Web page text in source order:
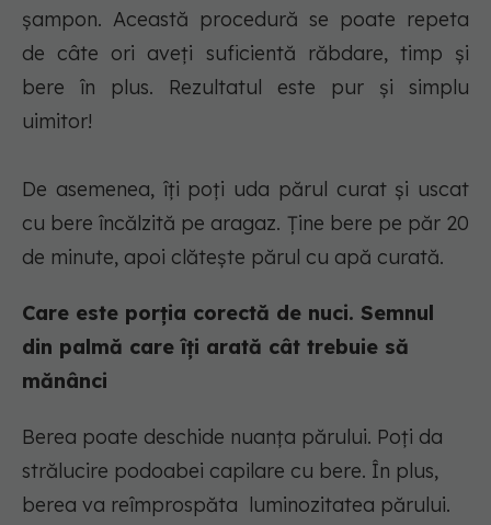
șampon. Această procedură se poate repeta
de câte ori aveți suficientă răbdare, timp și
bere în plus. Rezultatul este pur și simplu
uimitor!
De asemenea, îți poți uda părul curat și uscat
cu bere încălzită pe aragaz. Ține bere pe păr 20
de minute, apoi clătește părul cu apă curată.
Care este porția corectă de nuci. Semnul
din palmă care îți arată cât trebuie să
mănânci
Berea poate deschide nuanța părului. Poți da
strălucire podoabei capilare cu bere. În plus,
berea va reîmprospăta luminozitatea părului.